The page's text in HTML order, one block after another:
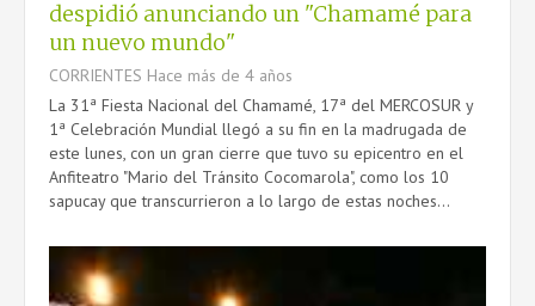
despidió anunciando un "Chamamé para
un nuevo mundo"
CORRIENTES Hace más de 4 años
La 31ª Fiesta Nacional del Chamamé, 17ª del MERCOSUR y
1ª Celebración Mundial llegó a su fin en la madrugada de
este lunes, con un gran cierre que tuvo su epicentro en el
Anfiteatro "Mario del Tránsito Cocomarola", como los 10
sapucay que transcurrieron a lo largo de estas noches...